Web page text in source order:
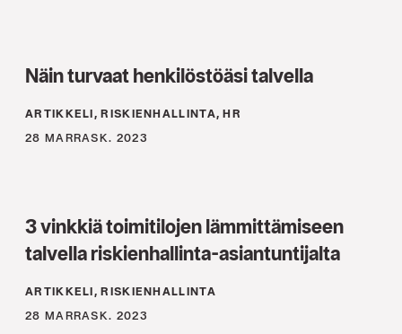
Näin turvaat henkilöstöäsi talvella
ARTIKKELI, RISKIENHALLINTA, HR
28 MARRASK. 2023
3 vinkkiä toimitilojen lämmittämiseen
talvella riskienhallinta-asiantuntijalta
ARTIKKELI, RISKIENHALLINTA
28 MARRASK. 2023